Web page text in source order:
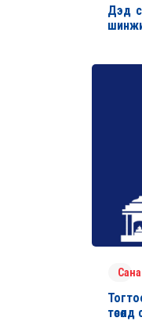
Дэд